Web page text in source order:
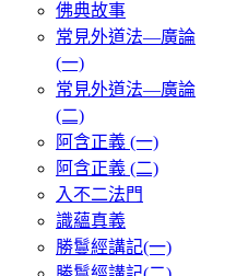
佛典故事
常見外道法—廣論
(一)
常見外道法—廣論
(二)
阿含正義 (一)
阿含正義 (二)
入不二法門
識蘊真義
勝鬘經講記(一)